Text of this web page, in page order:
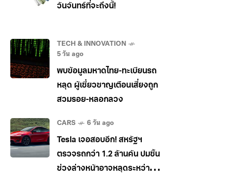
วันจันทร์ที่จะถึงนี้!
TECH & INNOVATION
5 วัน ago
พบข้อมูลมหาดไทย-ทะเบียนรถ
หลุด ผู้เชี่ยวชาญเตือนเสี่ยงถูก
สวมรอย-หลอกลวง
CARS 6 วัน ago
Tesla เจอสอบอีก! สหรัฐฯ
ตรวจรถกว่า 1.2 ล้านคัน ปมชิ้น
ช่วงล่างหน้าอาจหลุดระหว่าง